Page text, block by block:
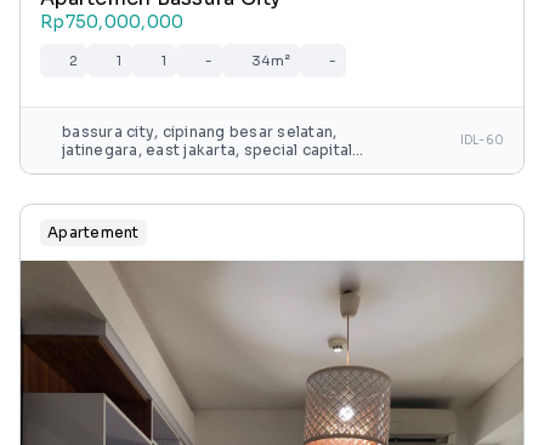
Rp750,000,000
2 1 1 - 34m² -
bassura city, cipinang besar selatan,
jatinegara, east jakarta, special capital
IDL-60
Apartement